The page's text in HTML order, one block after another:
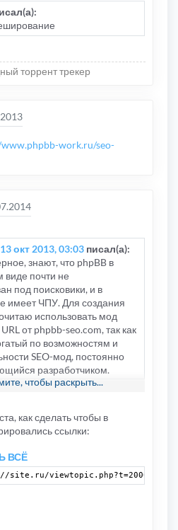
торрент трекер
work.ru/seo-
окт 2013, 03:03писал(а):
знают, что phpBB в
виде почти не
под поисковики, и в
имеет ЧПУ. Для создания
использовать мод
от phpbb-seo.com, так как
по возможностям и
SEO-мод, постоянно
разработчиком.
у него просто нет. До
GYM Sitemaps от того же
но во-первых, она
под иностранные
Yahoo и т.п.), во-вторых,
сложен и наворочен,
чтобы раскрыть...
как сделать чтобы в
ссылки:
ВСЁ
site.ru/viewtopic.php?t=2000